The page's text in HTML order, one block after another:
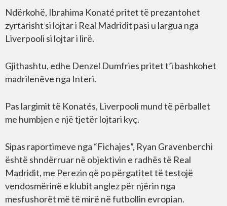
Ndërkohë, Ibrahima Konaté pritet të prezantohet
zyrtarisht si lojtar i Real Madridit pasi u largua nga
Liverpooli si lojtar i lirë.
Gjithashtu, edhe Denzel Dumfries pritet t’i bashkohet
madrilenëve nga Interi.
Pas largimit të Konatés, Liverpooli mund të përballet
me humbjen e një tjetër lojtari kyç.
Sipas raportimeve nga “Fichajes”, Ryan Gravenberchi
është shndërruar në objektivin e radhës të Real
Madridit, me Perezin që po përgatitet të testojë
vendosmërinë e klubit anglez për njërin nga
mesfushorët më të mirë në futbollin evropian.